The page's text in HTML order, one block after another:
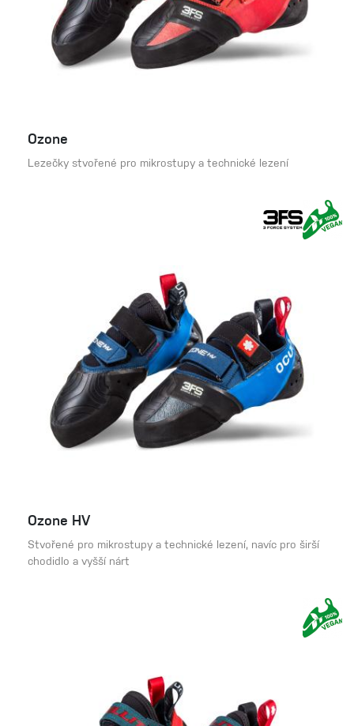
Ozone
Lezečky stvořené pro mikrostupy a technické lezení
Ozone HV
Stvořené pro mikrostupy a technické lezení, navíc pro širší
chodidlo a vyšší nárt